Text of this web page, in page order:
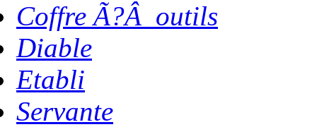
Coffre Ã?Â outils
Diable
Etabli
Servante